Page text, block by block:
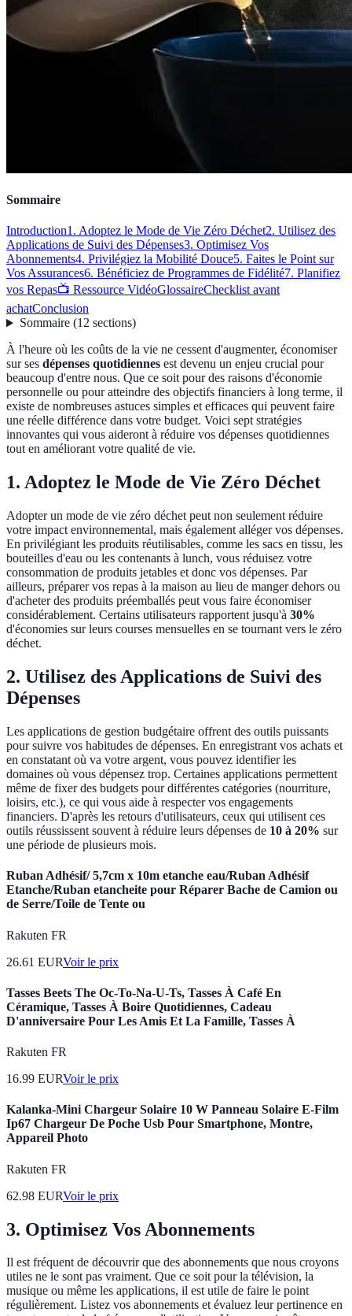
Sommaire
Introduction1. Adoptez le Mode de Vie Zéro Déchet2. Utilisez des
Applications de Suivi des Dépenses3. Optimisez Vos
Abonnements4. Privilégiez la Mobilité Douce5. Faites le Point sur
Vos Assurances6. Bénéficiez de Programmes de Fidélité7. Planifiez
vos Repas📺 Ressource VidéoGlossaireChecklist avant
achatConclusion
Sommaire(12 sections)
À l'heure où les coûts de la vie ne cessent d'augmenter, économiser
sur ses dépenses quotidiennes est devenu un enjeu crucial pour
beaucoup d'entre nous. Que ce soit pour des raisons d'économie
personnelle ou pour atteindre des objectifs financiers à long terme, il
existe de nombreuses astuces simples et efficaces qui peuvent faire
une réelle différence dans votre budget. Voici sept stratégies
innovantes qui vous aideront à réduire vos dépenses quotidiennes
tout en améliorant votre qualité de vie.
1. Adoptez le Mode de Vie Zéro Déchet
Adopter un mode de vie zéro déchet peut non seulement réduire
votre impact environnemental, mais également alléger vos dépenses.
En privilégiant les produits réutilisables, comme les sacs en tissu, les
bouteilles d'eau ou les contenants à lunch, vous réduisez votre
consommation de produits jetables et donc vos dépenses. Par
ailleurs, préparer vos repas à la maison au lieu de manger dehors ou
d'acheter des produits préemballés peut vous faire économiser
considérablement. Certains utilisateurs rapportent jusqu'à 30%
d'économies sur leurs courses mensuelles en se tournant vers le zéro
déchet.
2. Utilisez des Applications de Suivi des
Dépenses
Les applications de gestion budgétaire offrent des outils puissants
pour suivre vos habitudes de dépenses. En enregistrant vos achats et
en constatant où va votre argent, vous pouvez identifier les
domaines où vous dépensez trop. Certaines applications permettent
même de fixer des budgets pour différentes catégories (nourriture,
loisirs, etc.), ce qui vous aide à respecter vos engagements
financiers. D'après les retours d'utilisateurs, ceux qui utilisent ces
outils réussissent souvent à réduire leurs dépenses de 10 à 20% sur
une période de plusieurs mois.
Ruban Adhésif/ 5,7cm x 10m etanche eau/Ruban Adhésif
Etanche/Ruban etancheite pour Réparer Bache de Camion ou
de Serre/Toile de Tente ou
Rakuten FR
26.61 EURVoir le prix
Tasses Beets The Oc-To-Na-U-Ts, Tasses À Café En
Céramique, Tasses À Boire Quotidiennes, Cadeau
D'anniversaire Pour Les Amis Et La Famille, Tasses À
Rakuten FR
16.99 EURVoir le prix
Kalanka-Mini Chargeur Solaire 10 W Panneau Solaire E-Film
Ip67 Chargeur De Poche Usb Pour Smartphone, Montre,
Appareil Photo
Rakuten FR
62.98 EURVoir le prix
3. Optimisez Vos Abonnements
Il est fréquent de découvrir que des abonnements que nous croyons
utiles ne le sont pas vraiment. Que ce soit pour la télévision, la
musique ou même les applications, il est utile de faire le point
régulièrement. Listez vos abonnements et évaluez leur pertinence en